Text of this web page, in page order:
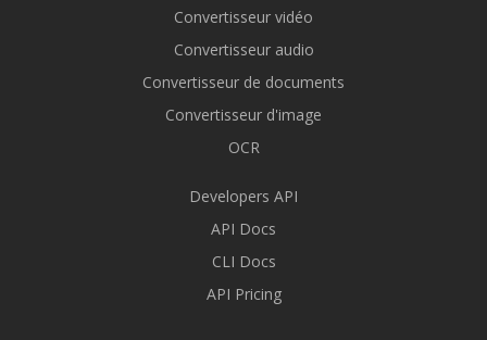
Convertisseur vidéo
Convertisseur audio
Convertisseur de documents
Convertisseur d'image
OCR
Developers API
API Docs
CLI Docs
API Pricing